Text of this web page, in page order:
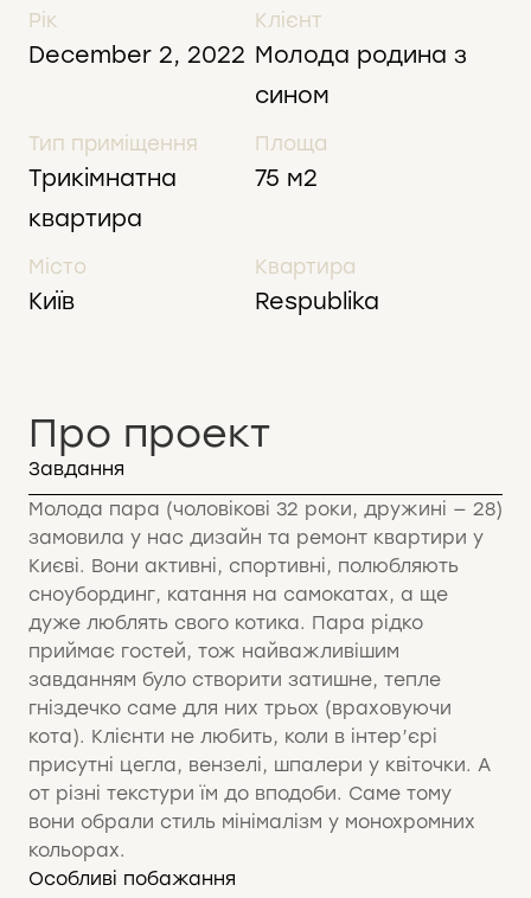
Рік
December 2, 2022
Клієнт
Молода родина з
сином
Тип приміщення
Трикімнатна
квартира
Площа
75 м2
Місто
Київ
Квартира
Respublika
Про проект
Завдання
Молода пара (чоловікові 32 роки, дружині — 28)
замовила у нас дизайн та ремонт квартири у
Києві. Вони активні, спортивні, полюбляють
сноубординг, катання на самокатах, а ще
дуже люблять свого котика. Пара рідко
приймає гостей, тож найважливішим
завданням було створити затишне, тепле
гніздечко саме для них трьох (враховуючи
кота). Клієнти не любить, коли в інтер’єрі
присутні цегла, вензелі, шпалери у квіточки. А
от різні текстури їм до вподоби. Саме тому
вони обрали стиль мінімалізм у монохромних
кольорах.
Особливі побажання